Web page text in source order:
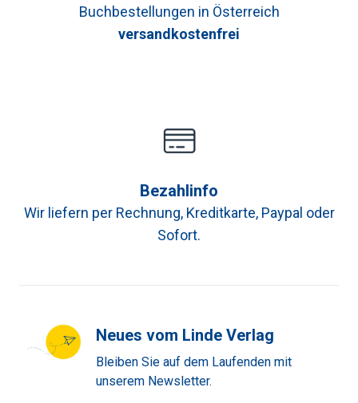
Buchbestellungen in Österreich
versandkostenfrei
Bezahlinfo
Wir liefern per Rechnung, Kreditkarte, Paypal oder
Sofort.
Neues vom Linde Verlag
Bleiben Sie auf dem Laufenden mit
unserem Newsletter.